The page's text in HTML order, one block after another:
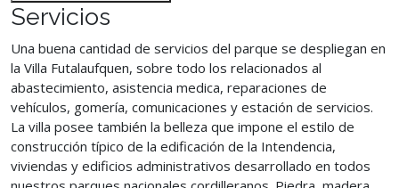
Servicios
Una buena cantidad de servicios del parque se despliegan en
la Villa Futalaufquen, sobre todo los relacionados al
abastecimiento, asistencia medica, reparaciones de
vehículos, gomería, comunicaciones y estación de servicios.
La villa posee también la belleza que impone el estilo de
construcción típico de la edificación de la Intendencia,
viviendas y edificios administrativos desarrollado en todos